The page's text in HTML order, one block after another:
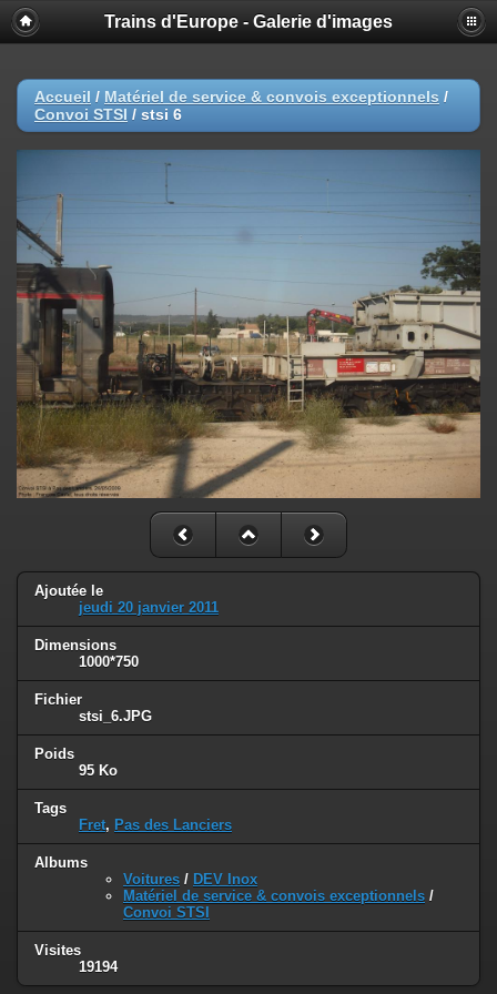
Trains d'Europe - Galerie d'images
Accueil / Matériel de service & convois exceptionnels /
Convoi STSI / stsi 6
Ajoutée le
jeudi 20 janvier 2011
Dimensions
1000*750
Fichier
stsi_6.JPG
Poids
95 Ko
Tags
Fret, Pas des Lanciers
Albums
Voitures / DEV Inox
Matériel de service & convois exceptionnels /
Convoi STSI
Visites
19194